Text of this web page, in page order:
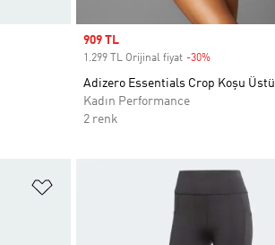
Sale price
909 TL
1.299 TL Orijinal fiyat -30%Discount
Adizero Essentials Crop Koşu Üstü
Kadın Performance
2 renk
Favori Listesine Ekle